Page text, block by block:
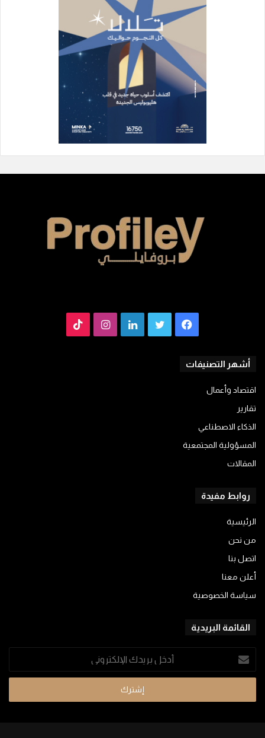
فيسبوكتويتر لينكدإن انستقرام
أشهر التصنيفات
اقتصاد وأعمال
تقارير
الذكاء الاصطناعي
المسؤولية المجتمعية
المقالات
روابط مفيدة
الرئيسية
من نحن
اتصل بنا
أعلن معنا
سياسة الخصوصية
القائمة البريدية
بريدك
الإلكتروني